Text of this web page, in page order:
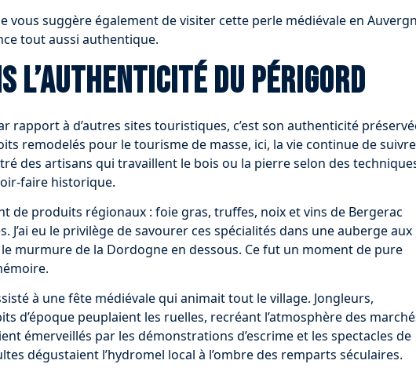
vous suggère également de visiter cette perle médiévale en
tout aussi authentique.
l’authenticité du Périgord
rapport à d’autres sites touristiques, c’est son authenticité
remodelés pour le tourisme de masse, ici, la vie continue de suivre
des artisans qui travaillent le bois ou la pierre selon des
faire historique.
de produits régionaux : foie gras, truffes, noix et vins de Bergerac
J’ai eu le privilège de savourer ces spécialités dans une auberge aux
murmure de la Dordogne en dessous. Ce fut un moment de pure
à une fête médiévale qui animait tout le village. Jongleurs,
d’époque peuplaient les ruelles, recréant l’atmosphère des
émerveillés par les démonstrations d’escrime et les spectacles de
dégustaient l’hydromel local à l’ombre des remparts séculaires.